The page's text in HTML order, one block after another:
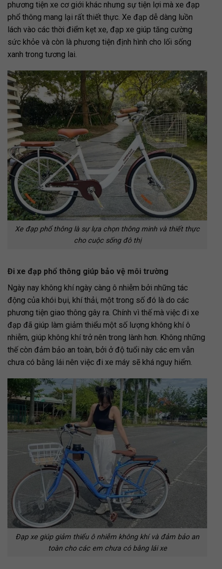
phương tiện xe cơ giới khác nhưng sự tiện lợi mà xe đạp
phổ thông mang lại rất thiết thực. Xe đạp dễ dàng luồn
lách vào các thời điểm kẹt xe, đạp xe giúp tăng cường
sức khỏe và còn là phương tiện định hình cho lối sống
xanh trong tương lai.
Xe đạp phổ thông là sự lựa chọn thông minh và thiết thực
cho cuộc sống đô thị
Đi xe đạp phổ thông giúp bảo vệ môi trường
Ngày nay không khí ngày càng ô nhiễm bởi những tác
động của khói bụi, khí thải, một trong số đó là do các
phương tiện giao thông gây ra. Chính vì thế mà việc đi xe
đạp đã giúp làm giảm thiểu một số lượng không khí ô
nhiễm, giúp không khí trở nên trong lành hơn. Không những
thế còn đảm bảo an toàn, bởi ở độ tuổi này các em vẫn
chưa có bằng lái nên việc đi xe máy sẽ khá nguy hiểm.
Đạp xe giúp giảm thiểu ô nhiễm không khí và đảm bảo an
toàn cho các em chưa có bằng lái xe